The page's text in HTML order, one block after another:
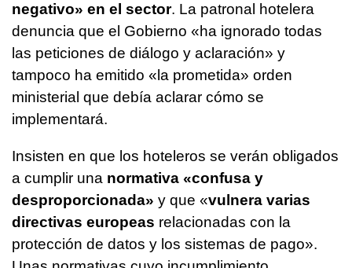
negativo» en el sector. La patronal hotelera
denuncia que el Gobierno «ha ignorado todas
las peticiones de diálogo y aclaración» y
tampoco ha emitido «la prometida» orden
ministerial que debía aclarar cómo se
implementará.
Insisten en que los hoteleros se verán obligados
a cumplir una normativa «confusa y
desproporcionada» y que «vulnera varias
directivas europeas relacionadas con la
protección de datos y los sistemas de pago».